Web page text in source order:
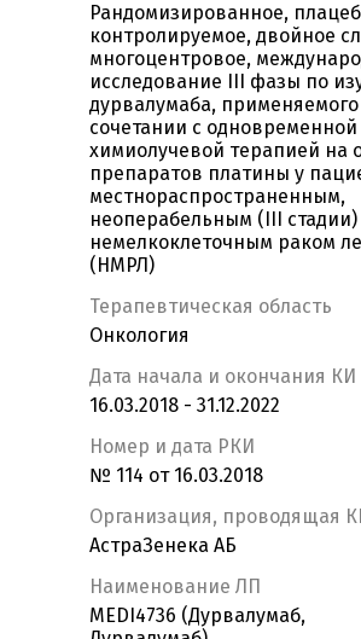
Рандомизированное,
контролируемое, двойное
многоцентровое,
исследование III фазы по
дурвалумаба,
сочетании с одновременной
химиолучевой терапией на
препаратов платины у
местнораспространенным,
неоперабельным (III стадии)
немелкоклеточным раком
(НМРЛ)
Терапевтическая область
Онкология
Дата начала и окончания КИ
16.03.2018 - 31.12.2022
Номер и дата РКИ
№ 114 от 16.03.2018
Организация, проводящая
АстраЗенека АБ
Наименование ЛП
MEDI4736 (Дурвалумаб,